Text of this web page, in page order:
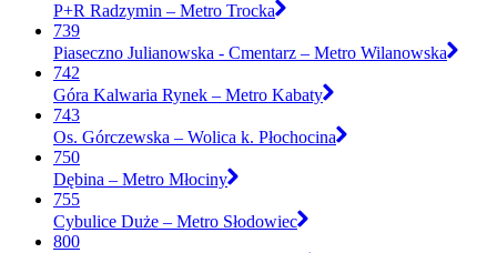
P+R Radzymin – Metro Trocka
739
Piaseczno Julianowska - Cmentarz – Metro Wilanowska
742
Góra Kalwaria Rynek – Metro Kabaty
743
Os. Górczewska – Wolica k. Płochocina
750
Dębina – Metro Młociny
755
Cybulice Duże – Metro Słodowiec
800